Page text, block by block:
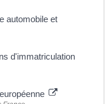
automobile et
d'immatriculation